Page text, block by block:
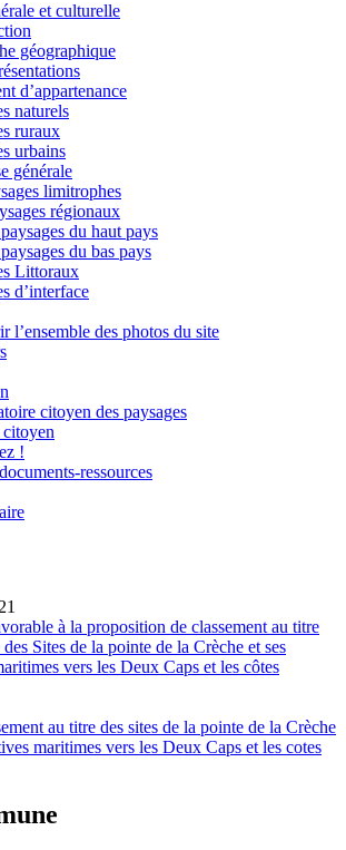
et culturelle
géographique
d’appartenance
naturels
ruraux
urbains
générale
limitrophes
régionaux
du haut pays
du bas pays
Littoraux
d’interface
l’ensemble des photos du site
citoyen des paysages
!
ressources
à la proposition de classement au titre
Sites de la pointe de la Crèche et ses
vers les Deux Caps et les côtes
au titre des sites de la pointe de la Crèche
maritimes vers les Deux Caps et les cotes